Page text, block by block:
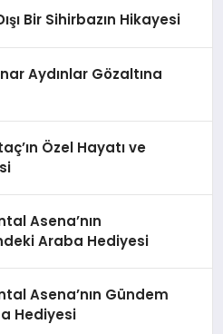
Bir Sihirbazın Hikayesi
Aydınlar Gözaltına
Özel Hayatı ve
Asena’nın
Araba Hediyesi
Asena’nın Gündem
Hediyesi